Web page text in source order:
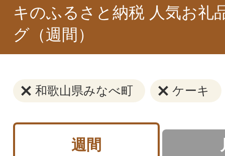
キのふるさと納税 人気お礼
グ（週間）
和歌山県みなべ町 ケーキ
週間